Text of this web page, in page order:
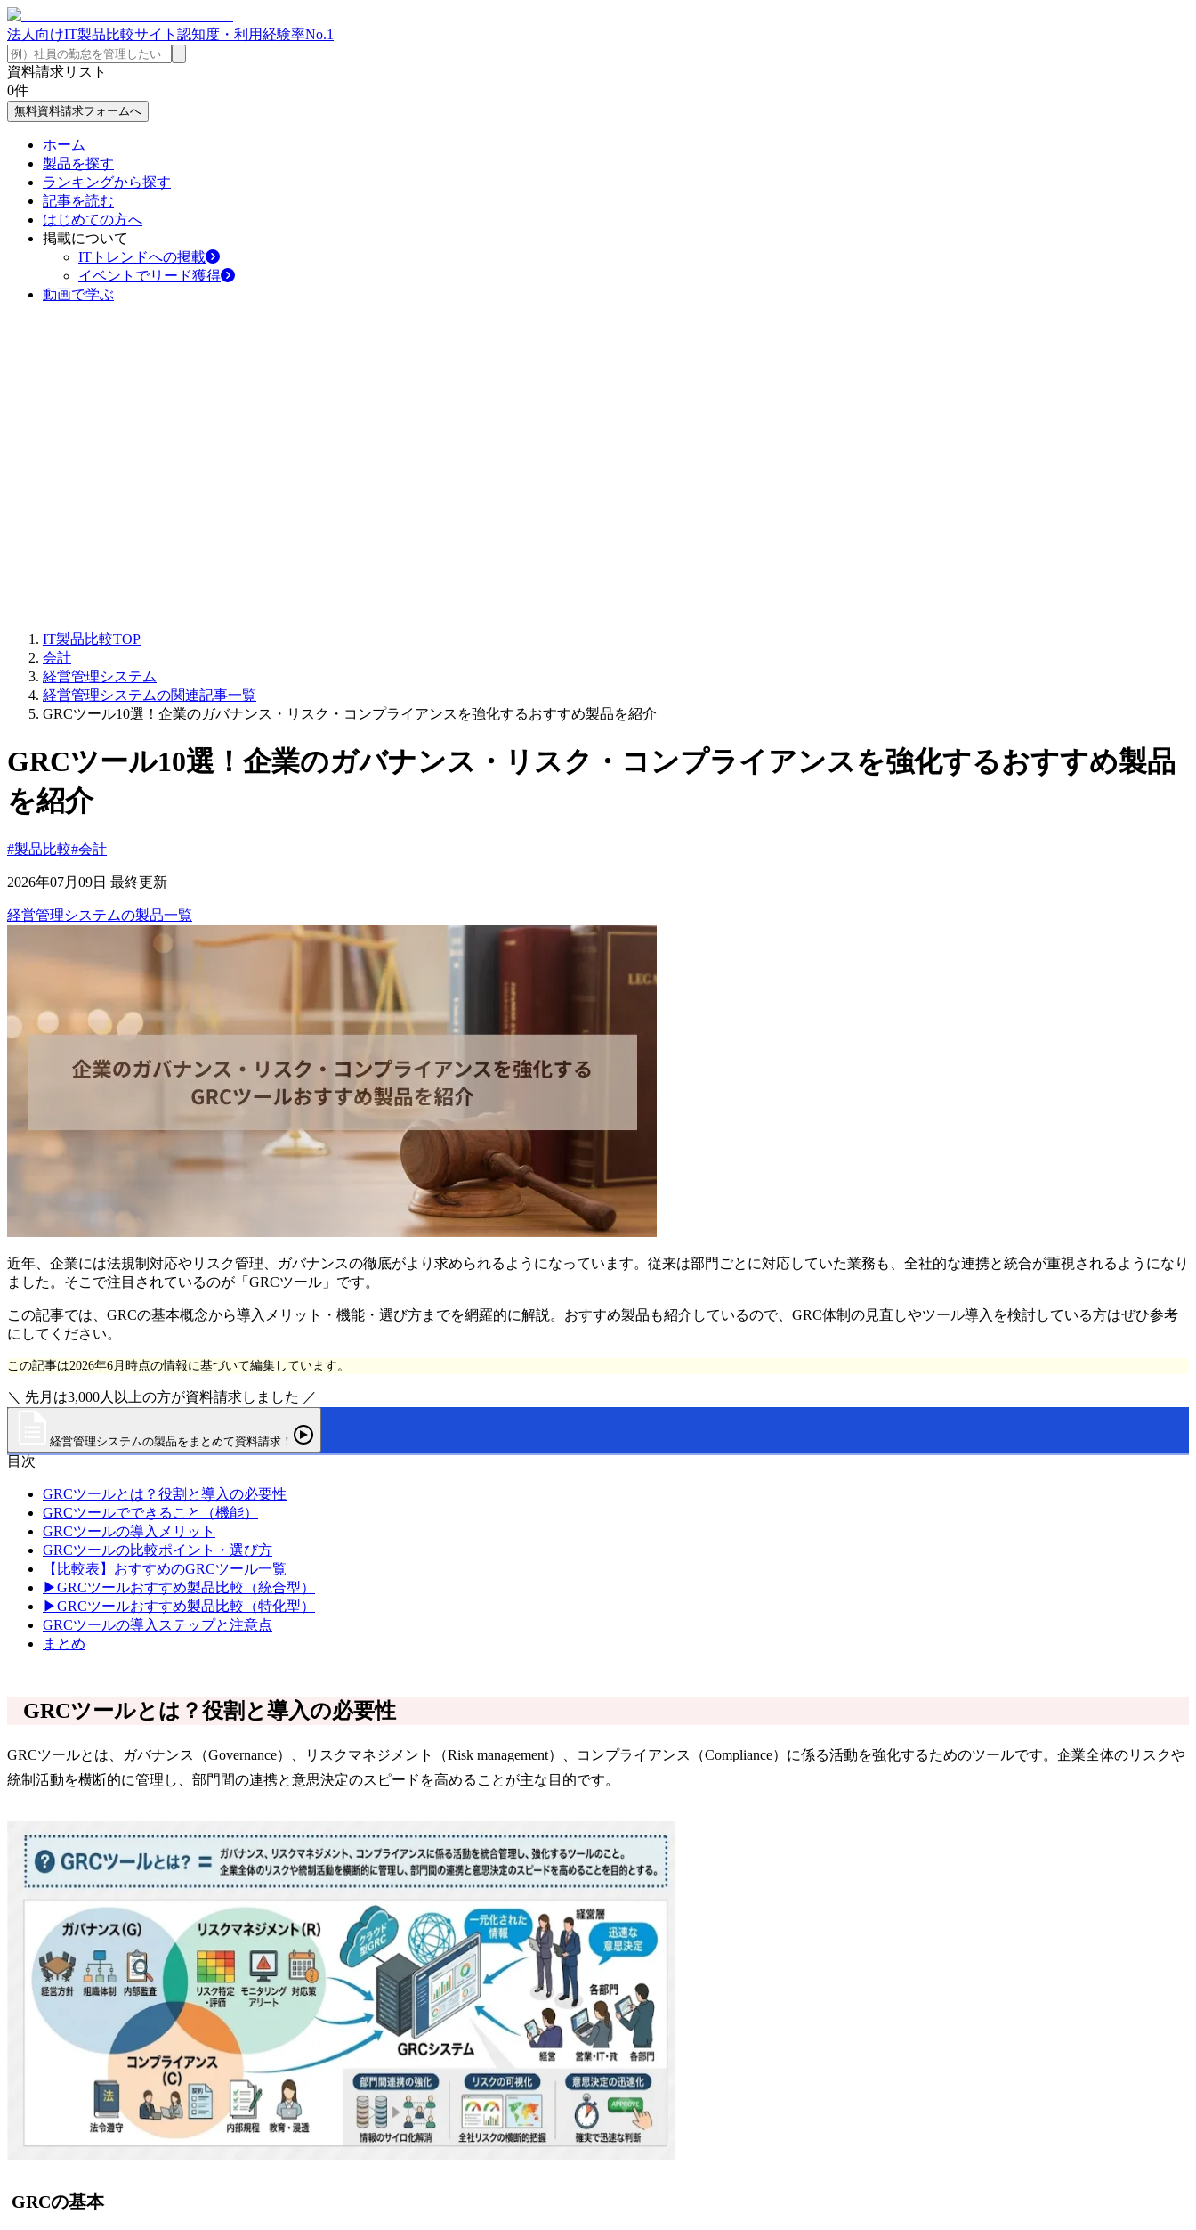
法人向けIT製品比較サイト 認知度・利用経験率No.1
資料請求リスト
0件
無料資料請求フォームへ
ホーム
製品を探す
ランキングから探す
記事を読む
はじめての方へ
掲載について
ITトレンドへの掲載
イベントでリード獲得
動画で学ぶ
IT製品比較TOP
会計
経営管理システム
経営管理システムの関連記事一覧
GRCツール10選！企業のガバナンス・リスク・コンプライアンスを強化するおすすめ製品を紹介
GRCツール10選！企業のガバナンス・リスク・コンプライアンスを強化するおすすめ製品
を紹介
#製品比較#会計
2026年07月09日 最終更新
経営管理システムの製品一覧
近年、企業には法規制対応やリスク管理、ガバナンスの徹底がより求められるようになっています。従来は部門ごとに対応していた業務も、全社的な連携と統合が重視されるようになり
ました。そこで注目されているのが「GRCツール」です。
この記事では、GRCの基本概念から導入メリット・機能・選び方までを網羅的に解説。おすすめ製品も紹介しているので、GRC体制の見直しやツール導入を検討している方はぜひ参考
にしてください。
この記事は2026年6月時点の情報に基づいて編集しています。
＼ 先月は3,000人以上の方が資料請求しました ／
経営管理システムの製品をまとめて資料請求！
目次
GRCツールとは？役割と導入の必要性
GRCツールでできること（機能）
GRCツールの導入メリット
GRCツールの比較ポイント・選び方
【比較表】おすすめのGRCツール一覧
▶GRCツールおすすめ製品比較（統合型）
▶GRCツールおすすめ製品比較（特化型）
GRCツールの導入ステップと注意点
まとめ
GRCツールとは？役割と導入の必要性
GRCツールとは、ガバナンス（Governance）、リスクマネジメント（Risk management）、コンプライアンス（Compliance）に係る活動を強化するためのツールです。企業全体のリスクや
統制活動を横断的に管理し、部門間の連携と意思決定のスピードを高めることが主な目的です。
GRCの基本